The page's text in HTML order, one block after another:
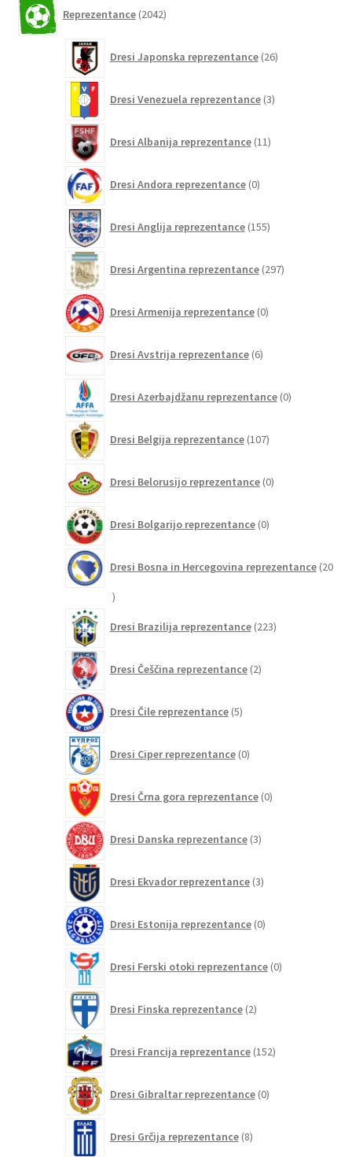
Reprezentance 2042izdelkov
Dresi Japonska reprezentance 26izdelkov
Dresi Venezuela reprezentance 3izdelki
Dresi Albanija reprezentance 11izdelkov
Dresi Andora reprezentance 0izdelkov
Dresi Anglija reprezentance 155izdelkov
Dresi Argentina reprezentance 297izdelkov
Dresi Armenija reprezentance 0izdelkov
Dresi Avstrija reprezentance 6izdelkov
Dresi Azerbajdžanu reprezentance 0izdelkov
Dresi Belgija reprezentance 107izdelkov
Dresi Belorusijo reprezentance 0izdelkov
Dresi Bolgarijo reprezentance 0izdelkov
Dresi Bosna in Hercegovina reprezentance 20
20
Dresi Brazilija reprezentance 223izdelkov
Dresi Češčina reprezentance 2izdelka
Dresi Čile reprezentance 5izdelkov
Dresi Ciper reprezentance 0izdelkov
Dresi Črna gora reprezentance 0izdelkov
Dresi Danska reprezentance 3izdelki
Dresi Ekvador reprezentance 3izdelki
Dresi Estonija reprezentance 0izdelkov
Dresi Ferski otoki reprezentance 0izdelkov
Dresi Finska reprezentance 2izdelka
Dresi Francija reprezentance 152izdelkov
Dresi Gibraltar reprezentance 0izdelkov
Dresi Grčija reprezentance 8izdelkov